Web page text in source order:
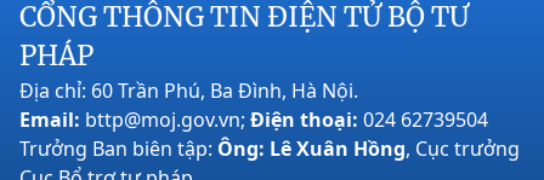
CỔNG THÔNG TIN ĐIỆN TỬ BỘ TƯ
PHÁP
Địa chỉ: 60 Trần Phú, Ba Đình, Hà Nội.
Email: bttp@moj.gov.vn;Điện thoại: 024 62739504
Trưởng Ban biên tập: Ông: Lê Xuân Hồng, Cục trưởng